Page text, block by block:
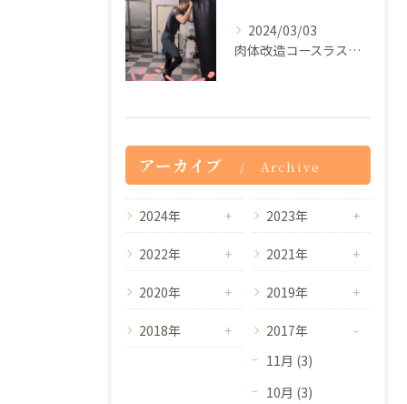
2024/03/03
肉体改造コースラストの膝蹴り100発！
アーカイブ Archive
2024年 2023年
2022年 2021年
2020年 2019年
2018年
2017年
11月 (3)
10月 (3)